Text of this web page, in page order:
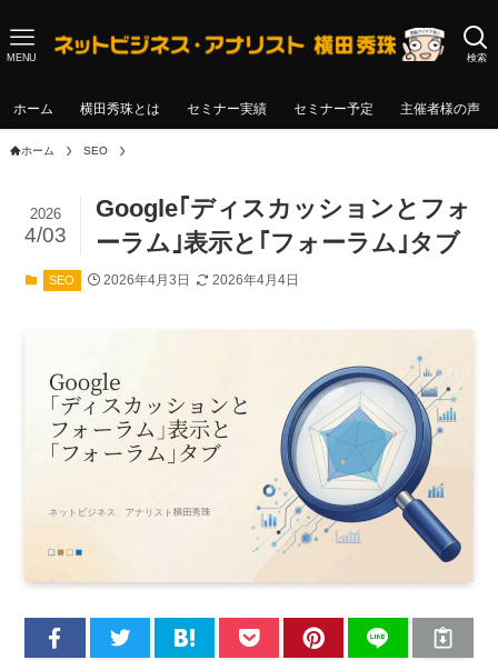
検索
MENU
ホーム 横田秀珠とは セミナー実績 セミナー予定 主催者様の声
ホーム SEO
Google｢ディスカッションとフォ
ーラム｣表示と｢フォーラム｣タブ
2026
4/03
SEO 2026年4月3日 2026年4月4日